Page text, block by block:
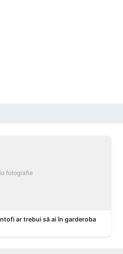
fotografie
ar trebui să ai în garderoba